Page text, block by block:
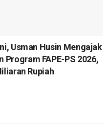
Usman Husin Mengajak
FAPE-PS 2026,
Rupiah